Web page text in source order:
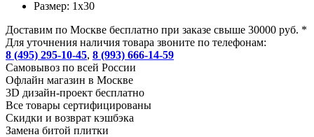
Размер: 1x30
Доставим по Москве бесплатно при заказе свыше 30000 руб. *
Для уточнения наличия товара звоните по телефонам:
8 (495) 295-10-45, 8 (993) 666-14-59
Cамовывоз по всей России
Офлайн магазин в Москве
3D дизайн-проект бесплатно
Все товары сертифицированы
Скидки и возврат кэшбэка
Замена битой плитки